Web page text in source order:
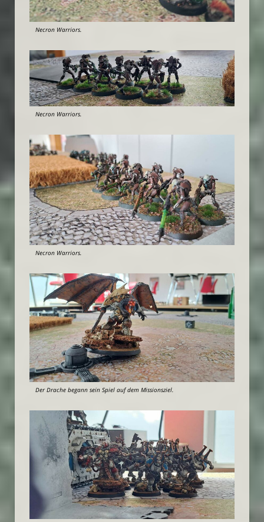
Necron Warriors.
Necron Warriors.
Necron Warriors.
Der Drache begann sein Spiel auf dem Missionsziel.